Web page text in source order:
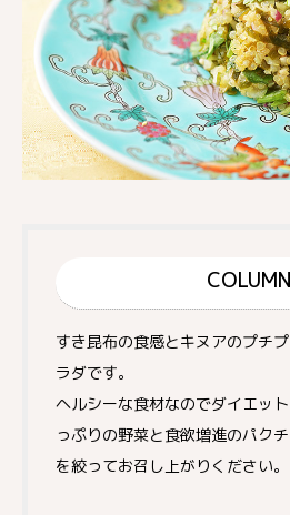
COLUMN
すき昆布の食感とキヌアのプチ
ラダです。
ヘルシーな食材なのでダイエッ
っぷりの野菜と食欲増進のパク
を絞ってお召し上がりください。